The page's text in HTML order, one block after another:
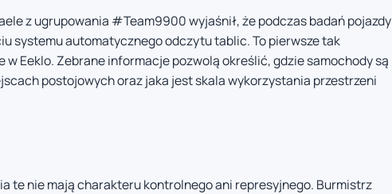
z ugrupowania #Team9900 wyjaśnił, że podczas badań pojazdy
systemu automatycznego odczytu tablic. To pierwsze tak
Eeklo. Zebrane informacje pozwolą określić, gdzie samochody są
postojowych oraz jaka jest skala wykorzystania przestrzeni
te nie mają charakteru kontrolnego ani represyjnego. Burmistrz